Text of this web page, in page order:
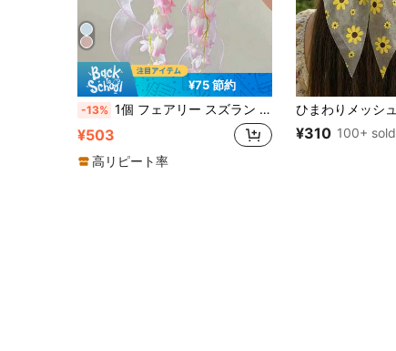
¥75 節約
-13% 1個 フェアリー スズラン リボンヘアクリップ、スイートスタイル ヘアアクセサリー、森のフレッシュフローラル ヘアクリップ パールチェーンとタッセル付き フェイクフラワー ヘッドピース 後頭部用、写真撮影用ヘアクリップ (実際の商品は画像とわずかに色が異なる場合があります)
¥503
高リピート率
¥310 100+ sold